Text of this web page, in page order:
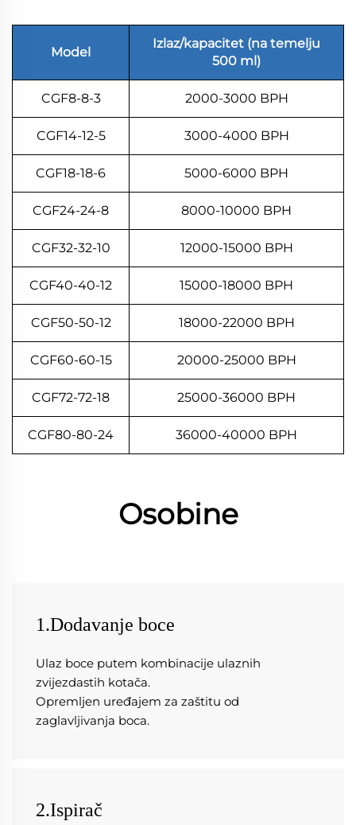
Model
Izlaz/kapacitet (na temelju
500 ml)
CGF8-8-3 2000-3000 BPH
CGF14-12-5 3000-4000 BPH
CGF18-18-6 5000-6000 BPH
CGF24-24-8 8000-10000 BPH
CGF32-32-10 12000-15000 BPH
CGF40-40-12 15000-18000 BPH
CGF50-50-12 18000-22000 BPH
CGF60-60-15 20000-25000 BPH
CGF72-72-18 25000-36000 BPH
CGF80-80-24 36000-40000 BPH
Osobine
1.Dodavanje boce
Ulaz boce putem kombinacije ulaznih
zvijezdastih kotača.
Opremljen uređajem za zaštitu od
zaglavljivanja boca.
2.Ispirač